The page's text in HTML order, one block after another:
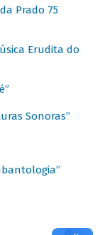
Prado 75
Erudita do
Sonoras”